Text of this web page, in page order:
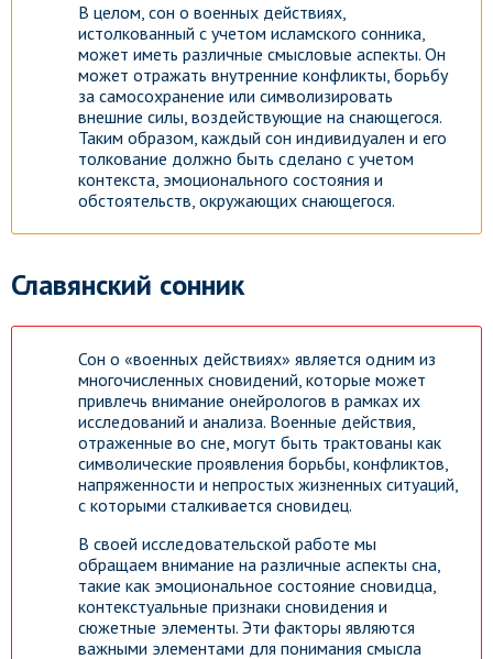
В целом, сон о военных действиях,
истолкованный с учетом исламского сонника,
может иметь различные смысловые аспекты. Он
может отражать внутренние конфликты, борьбу
за самосохранение или символизировать
внешние силы, воздействующие на снающегося.
Таким образом, каждый сон индивидуален и его
толкование должно быть сделано с учетом
контекста, эмоционального состояния и
обстоятельств, окружающих снающегося.
Славянский сонник
Сон о «военных действиях» является одним из
многочисленных сновидений, которые может
привлечь внимание онейрологов в рамках их
исследований и анализа. Военные действия,
отраженные во сне, могут быть трактованы как
символические проявления борьбы, конфликтов,
напряженности и непростых жизненных ситуаций,
с которыми сталкивается сновидец.
В своей исследовательской работе мы
обращаем внимание на различные аспекты сна,
такие как эмоциональное состояние сновидца,
контекстуальные признаки сновидения и
сюжетные элементы. Эти факторы являются
важными элементами для понимания смысла